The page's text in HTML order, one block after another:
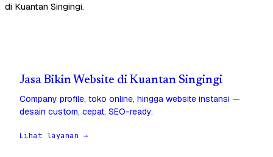
di Kuantan Singingi.
Jasa Bikin Website di Kuantan Singingi
Company profile, toko online, hingga website instansi —
desain custom, cepat, SEO-ready.
Lihat layanan →